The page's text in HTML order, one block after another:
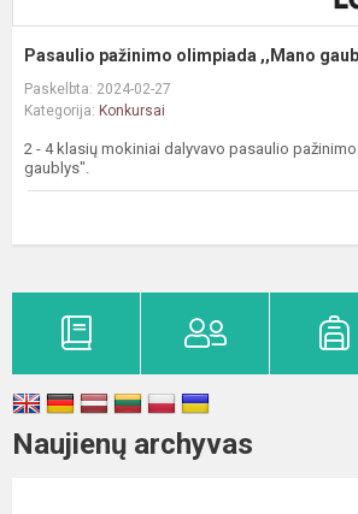
Pasaulio pažinimo olimpiada ,,Mano
Paskelbta: 2024-02-27
Kategorija: Konkursai
2 - 4 klasių mokiniai dalyvavo pasaulio
gaublys".
Naujienų archyvas